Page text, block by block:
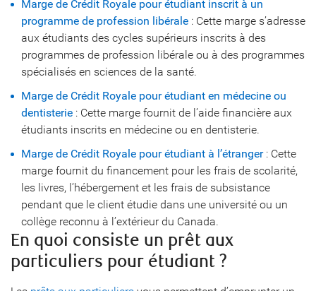
Marge de Crédit Royale pour étudiant inscrit à un
programme de profession libérale : Cette marge s’adresse
aux étudiants des cycles supérieurs inscrits à des
programmes de profession libérale ou à des programmes
spécialisés en sciences de la santé.
Marge de Crédit Royale pour étudiant en médecine ou
dentisterie : Cette marge fournit de l’aide financière aux
étudiants inscrits en médecine ou en dentisterie.
Marge de Crédit Royale pour étudiant à l’étranger: Cette
marge fournit du financement pour les frais de scolarité,
les livres, l’hébergement et les frais de subsistance
pendant que le client étudie dans une université ou un
collège reconnu à l’extérieur du Canada.
En quoi consiste un prêt aux
particuliers pour étudiant ?